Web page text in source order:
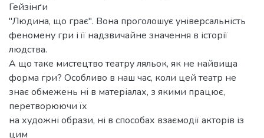
Гейзінґи
"Людина, що грає". Вона проголошує універсальність
феномену гри і її надзвичайне значення в історії
людства.
А що таке мистецтво театру ляльок, як не найвища
форма гри? Особливо в наш час, коли цей театр не
знає обмежень ні в матеріалах, з якими працює,
перетворюючи їх
на художні образи, ні в способах взаємодії акторів із
цим